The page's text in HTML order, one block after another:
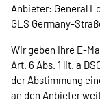
Anbieter: General
GLS Germany-
Wir geben Ihre E-
Art. 6 Abs. 1 lit. a
der Abstimmung
an den Anbieter